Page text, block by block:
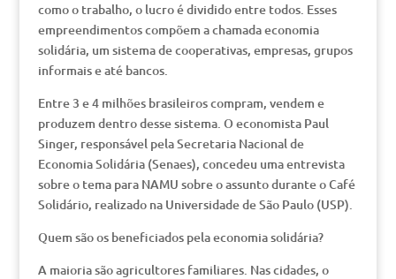
como o trabalho, o lucro é dividido entre todos. Esses
empreendimentos compõem a chamada economia
solidária, um sistema de cooperativas, empresas, grupos
informais e até bancos.
Entre 3 e 4 milhões brasileiros compram, vendem e
produzem dentro desse sistema. O economista Paul
Singer, responsável pela Secretaria Nacional de
Economia Solidária (Senaes), concedeu uma entrevista
sobre o tema para NAMU sobre o assunto durante o Café
Solidário, realizado na Universidade de São Paulo (USP).
Quem são os beneficiados pela economia solidária?
A maioria são agricultores familiares. Nas cidades, o